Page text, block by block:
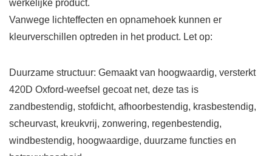
werkelijke product.
Vanwege lichteffecten en opnamehoek kunnen er
kleurverschillen optreden in het product. Let op:
Duurzame structuur: Gemaakt van hoogwaardig, versterkt
420D Oxford-weefsel gecoat net, deze tas is
zandbestendig, stofdicht, afhoorbestendig, krasbestendig,
scheurvast, kreukvrij, zonwering, regenbestendig,
windbestendig, hoogwaardige, duurzame functies en